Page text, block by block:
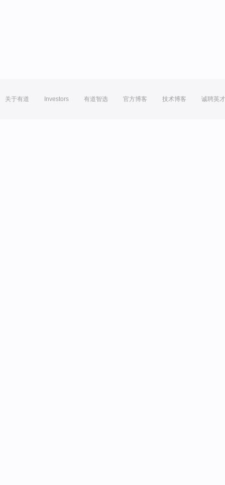
关于有道 Investors 有道智选 官方博客 技术博客 诚聘英才